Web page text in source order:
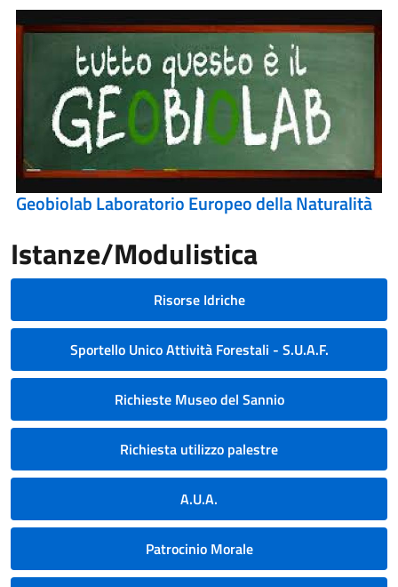
Geobiolab Laboratorio Europeo della Naturalità
Istanze/Modulistica
Risorse Idriche
Sportello Unico Attività Forestali - S.U.A.F.
Richieste Museo del Sannio
Richiesta utilizzo palestre
A.U.A.
Patrocinio Morale